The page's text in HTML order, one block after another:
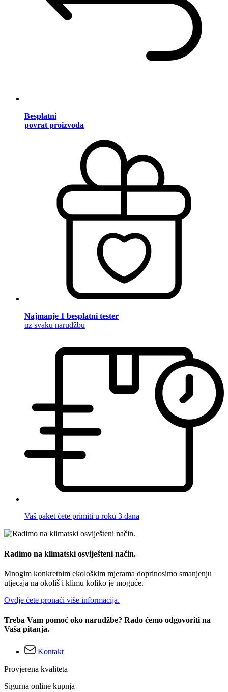
Besplatni
povrat proizvoda
Najmanje 1 besplatni tester
uz svaku narudžbu
Vaš paket ćete primiti u roku 3 dana
Radimo na klimatski osviješteni način.
Mnogim konkretnim ekološkim mjerama doprinosimo smanjenju
utjecaja na okoliš i klimu koliko je moguće.
Ovdje ćete pronaći više informacija.
Treba Vam pomoć oko narudžbe? Rado ćemo odgovoriti na
Vaša pitanja.
Kontakt
Provjerena kvaliteta
Sigurna online kupnja